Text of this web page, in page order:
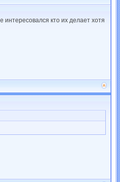
кто их делает хотя